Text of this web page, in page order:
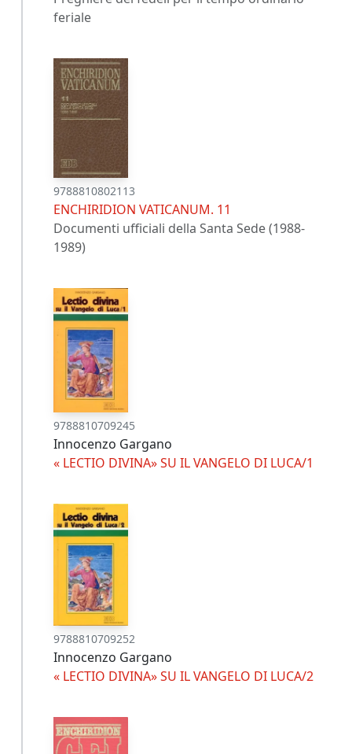
feriale
9788810802113
ENCHIRIDION VATICANUM. 11
Documenti ufficiali della Santa Sede (1988-
1989)
9788810709245
Innocenzo Gargano
« LECTIO DIVINA» SU IL VANGELO DI LUCA/1
9788810709252
Innocenzo Gargano
« LECTIO DIVINA» SU IL VANGELO DI LUCA/2